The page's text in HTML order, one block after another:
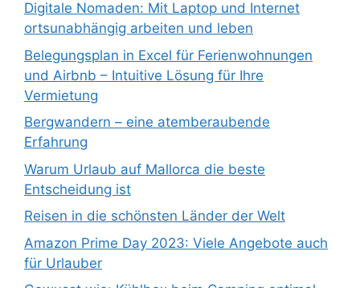
Digitale Nomaden: Mit Laptop und Internet
ortsunabhängig arbeiten und leben
Belegungsplan in Excel für Ferienwohnungen
und Airbnb – Intuitive Lösung für Ihre
Vermietung
Bergwandern – eine atemberaubende
Erfahrung
Warum Urlaub auf Mallorca die beste
Entscheidung ist
Reisen in die schönsten Länder der Welt
Amazon Prime Day 2023: Viele Angebote auch
für Urlauber